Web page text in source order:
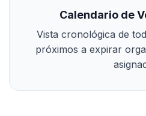
Calendario de
Vista cronológica de
próximos a expirar